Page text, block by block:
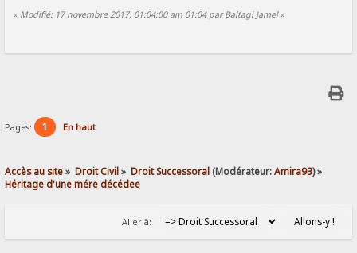
« Modifié: 17 novembre 2017, 01:04:00 am 01:04 par Baltagi Jamel»
Pages: 1 En haut
Accès au site» Droit Civil» Droit Successoral (Modérateur:Amira93) »
Héritage d'une mére décédee
Aller à: